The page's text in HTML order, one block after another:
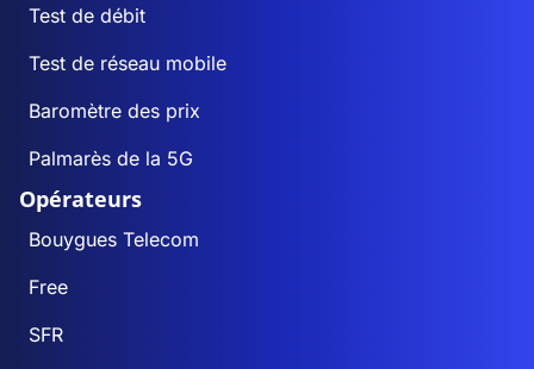
Test de débit
Test de réseau mobile
Baromètre des prix
Palmarès de la 5G
Opérateurs
Bouygues Telecom
Free
SFR